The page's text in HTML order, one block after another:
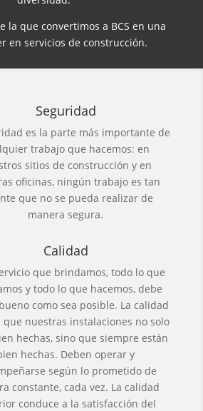
la que convertimos a BCS en una
en servicios de construcción.
Seguridad
es la parte más importante de
trabajo que hacemos: en
sitios de construcción y en
oficinas, ningún trabajo es tan
que no se pueda realizar de
manera segura.
Calidad
que brindamos, todo lo que
y todo lo que hacemos, debe
como sea posible. La calidad
que nuestras instalaciones no solo
hechas, sino que siempre están
hechas. Deben operar y
según lo prometido de
constante, cada vez. La calidad
conduce a la satisfacción del